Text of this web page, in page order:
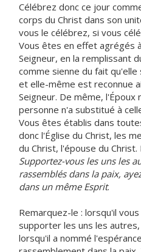
Célébrez donc ce jour
corps du Christ dans son
vous le célébrez, si vous
Vous êtes en effet agrégés
Seigneur, en la remplissant
comme sienne du fait
et elle-même est reconnue
Seigneur. De même,
personne n'a substitué à
Vous êtes établis dans
donc l'Église du Christ, les
du Christ, l'épouse du
Supportez-vous les uns les
rassemblés dans la paix,
dans un même Esprit.
Remarquez-le : lorsqu'il
supporter les uns les
lorsqu'il a nommé